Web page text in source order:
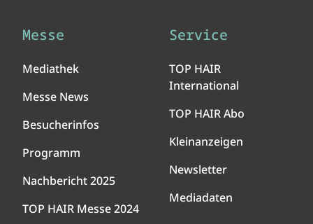
Messe
Mediathek
Messe News
Besucherinfos
Programm
Nachbericht 2025
TOP HAIR Messe 2024
Service
TOP HAIR
International
TOP HAIR Abo
Kleinanzeigen
Newsletter
Mediadaten